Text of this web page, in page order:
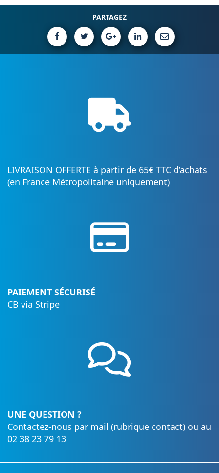
PARTAGEZ
LIVRAISON OFFERTE à partir de 65€ TTC d’achats
(en France Métropolitaine uniquement)
PAIEMENT SÉCURISÉ
CB via Stripe
UNE QUESTION ?
Contactez-nous par mail (rubrique contact) ou au
02 38 23 79 13